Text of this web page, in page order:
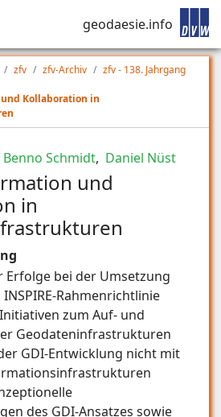
geodaesie.info
zfv zfv-Archiv
zfv - 138. Jahrgang
Kollaboration in
Benno Schmidt, Daniel Nüst
und
in
Erfolge bei der Umsetzung
Rahmenrichtlinie
zum Auf- und
Geodateninfrastrukturen
GDI-Entwicklung nicht mit
des GDI-Ansatzes sowie